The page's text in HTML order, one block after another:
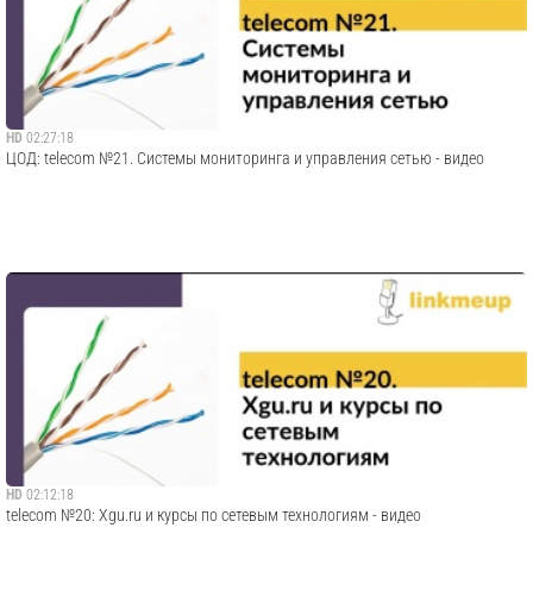
HD 02:27:18
ЦОД: telecom №21. Системы мониторинга и управления сетью - видео
HD 02:12:18
telecom №20: Xgu.ru и курсы по сетевым технологиям - видео